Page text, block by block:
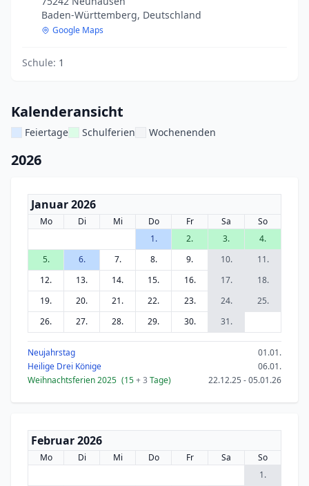
Baden-Württemberg, Deutschland
Google Maps
Schule: 1
Kalenderansicht
Feiertage Schulferien Wochenenden
2026
Januar 2026
Mo Di Mi Do Fr Sa
So
1.
2. 3.
4.
5.
6. 7. 8. 9. 10.
11.
12.
13. 14. 15. 16. 17.
18.
19.
20. 21. 22. 23. 24.
25.
26.
27. 28. 29. 30. 31.
Neujahrstag
01.01.
Heilige Drei Könige
06.01.
Weihnachtsferien 2025 (15+ 3 Tage) 22.12.25 - 05.01.26
Februar 2026
Mo Di Mi Do Fr Sa
So
1.